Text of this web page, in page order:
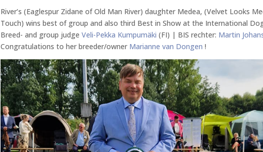
River’s (Eaglespur Zidane of Old Man River) daughter Medea, (Velvet Looks
Touch) wins best of group and also third Best in Show at the International
Breed- and group judgeVeli-Pekka Kumpumäki (FI) | BIS rechter: Martin
Congratulations to her breeder/owner Marianne van Dongen !